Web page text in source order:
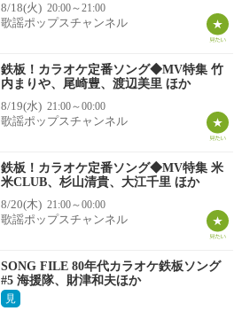
8/18(火) 20:00～21:00
歌謡ポップスチャンネル
鉄板！カラオケ定番ソング◆MV特集 竹
内まりや、尾崎豊、渡辺美里 ほか
8/19(水) 21:00～00:00
歌謡ポップスチャンネル
鉄板！カラオケ定番ソング◆MV特集 米
米CLUB、杉山清貴、大江千里 ほか
8/20(木) 21:00～00:00
歌謡ポップスチャンネル
SONG FILE 80年代カラオケ鉄板ソング
#5 海援隊、財津和夫ほか
見